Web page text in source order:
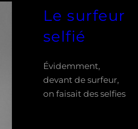
Le surfeur
selfié
Évidemment,
devant de surfeur,
on faisait des selfies